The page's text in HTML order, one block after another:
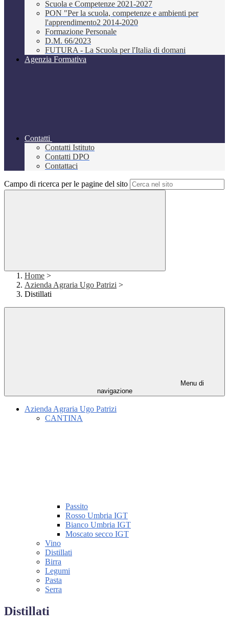
Scuola e Competenze 2021-2027
PON "Per la scuola, competenze e ambienti per
l'apprendimento2 2014-2020
Formazione Personale
D.M. 66/2023
FUTURA - La Scuola per l'Italia di domani
Agenzia Formativa
Contatti
Contatti Istituto
Contatti DPO
Contattaci
Campo di ricerca per le pagine del sito
Home >
Azienda Agraria Ugo Patrizi >
Distillati
Menu di
navigazione
Azienda Agraria Ugo Patrizi
CANTINA
Passito
Rosso Umbria IGT
Bianco Umbria IGT
Moscato secco IGT
Vino
Distillati
Birra
Legumi
Pasta
Serra
Distillati